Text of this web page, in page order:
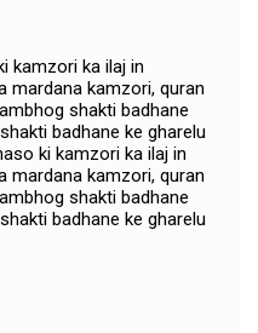
kamzori ka ilaj in
mardana kamzori, quran
shakti badhane
badhane ke gharelu
ki kamzori ka ilaj in
mardana kamzori, quran
shakti badhane
badhane ke gharelu